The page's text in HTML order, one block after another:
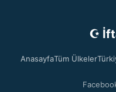
☪
AnasayfaTüm Ülkeler